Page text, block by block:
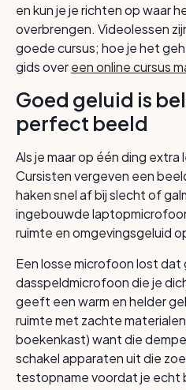
en kun je je richten op waar
overbrengen. Videolessen
goede cursus; hoe je het
gids overeen online cursus
Goed geluid is
perfect beeld
Als je maar op één ding
Cursisten vergeven een
haken snel af bij slecht of
ingebouwde
ruimte en omgevingsgeluid
Een losse microfoon lost
dasspeldmicrofoon die je
geeft een warm en helder
ruimte met zachte
boekenkast) want die
schakel apparaten uit die
testopname voordat je echt